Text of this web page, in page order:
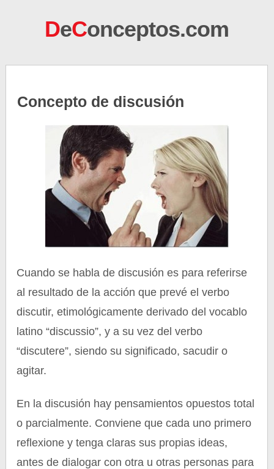
DeConceptos.com
Concepto de discusión
Cuando se habla de discusión es para referirse
al resultado de la acción que prevé el verbo
discutir, etimológicamente derivado del vocablo
latino “discussio”, y a su vez del verbo
“discutere”, siendo su significado, sacudir o
agitar.
En la discusión hay pensamientos opuestos total
o parcialmente. Conviene que cada uno primero
reflexione y tenga claras sus propias ideas,
antes de dialogar con otra u otras personas para